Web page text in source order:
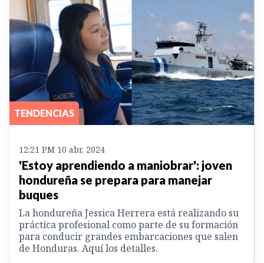
TENDENCIAS
12:21 PM 10 abr. 2024
'Estoy aprendiendo a maniobrar': joven
hondureña se prepara para manejar
buques
La hondureña Jessica Herrera está realizando su
práctica profesional como parte de su formación
para conducir grandes embarcaciones que salen
de Honduras. Aquí los detalles.